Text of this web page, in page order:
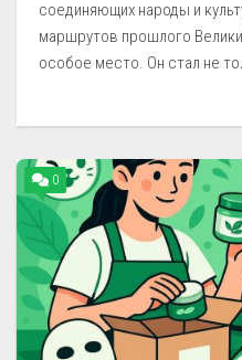
соединяющих народы и
маршрутов прошлого
особое место. Он стал не
0